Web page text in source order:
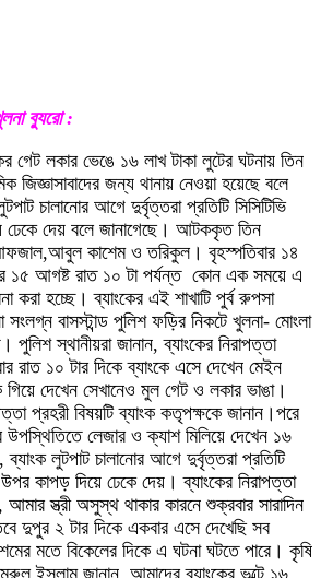
ব্যুরো :
গেট লকার ভেঙে ১৬ লাখ টাকা লুটের ঘটনায় তিন
জিজ্ঞাসাবাদের জন্য থানায় নেওয়া হয়েছে বলে
চালানোর আগে দুর্বৃত্তরা প্রতিটি সিসিটিভি
ঢেকে দেয় বলে জানাগেছে। আটককৃত তিন
কাশেম ও তরিকুল। বৃহস্পতিবার ১৪
১৫ আগষ্ট রাত ১০ টা পর্যন্ত কোন এক সময়ে এ
করা হচ্ছে। ব্যাংকের এই শাখাটি পুর্ব রুপসা
বাসস্টান্ড পুলিশ ফড়ির নিকটে খুলনা- মোংলা
স্থানীয়রা জানান, ব্যাংকের নিরাপত্তা
রাত ১০ টার দিকে ব্যাংকে এসে দেখেন মেইন
গিয়ে দেখেন সেখানেও মুল গেট ও লকার ভাঙা।
প্রহরী বিষয়টি ব্যাংক কতৃপক্ষকে জানান।পরে
উপস্থিতিতে লেজার ও ক্যাশ মিলিয়ে দেখেন ১৬
ব্যাংক লুটপাট চালানোর আগে দুর্বৃত্তরা প্রতিটি
উপর কাপড় দিয়ে ঢেকে দেয়। ব্যাংকের নিরাপত্তা
স্ত্রী অসুস্থ থাকার কারনে শুক্রবার সারাদিন
দুপুর ২ টার দিকে একবার এসে দেখেছি সব
মতে বিকেলের দিকে এ ঘটনা ঘটতে পারে। কৃষি